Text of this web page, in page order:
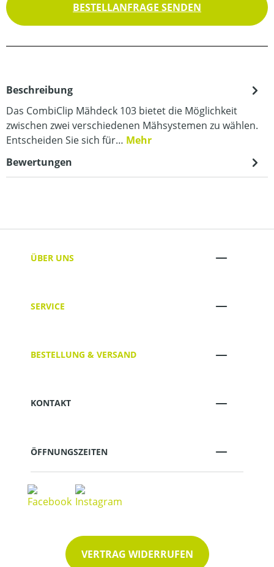
BESTELLANFRAGE SENDEN
Beschreibung
Das CombiClip Mähdeck 103 bietet die Möglichkeit
zwischen zwei verschiedenen Mähsystemen zu wählen.
Entscheiden Sie sich für… Mehr
Bewertungen
ÜBER UNS
SERVICE
BESTELLUNG & VERSAND
KONTAKT
ÖFFNUNGSZEITEN
VERTRAG WIDERRUFEN